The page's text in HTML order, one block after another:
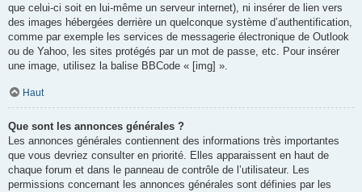
que celui-ci soit en lui-même un serveur internet), ni insérer de lien vers
des images hébergées derrière un quelconque système d’authentification,
comme par exemple les services de messagerie électronique de Outlook
ou de Yahoo, les sites protégés par un mot de passe, etc. Pour insérer
une image, utilisez la balise BBCode « [img] ».
Haut
Que sont les annonces générales ?
Les annonces générales contiennent des informations très importantes
que vous devriez consulter en priorité. Elles apparaissent en haut de
chaque forum et dans le panneau de contrôle de l’utilisateur. Les
permissions concernant les annonces générales sont définies par les